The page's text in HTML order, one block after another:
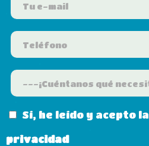
Sí, he leído y acepto la
privacidad